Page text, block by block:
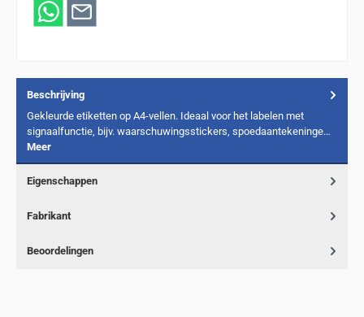
Beschrijving
Gekleurde etiketten op A4-vellen. Ideaal voor het labelen met
signaalfunctie, bijv. waarschuwingsstickers, spoedaantekeninge…
Meer
Eigenschappen
Fabrikant
Beoordelingen